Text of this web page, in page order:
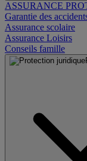
ASSURANCE
Garantie des
Assurance scolaire
Assurance Loisirs
Conseils famille